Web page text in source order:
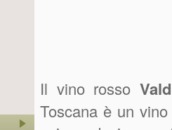
Il vino rosso
Toscana è un